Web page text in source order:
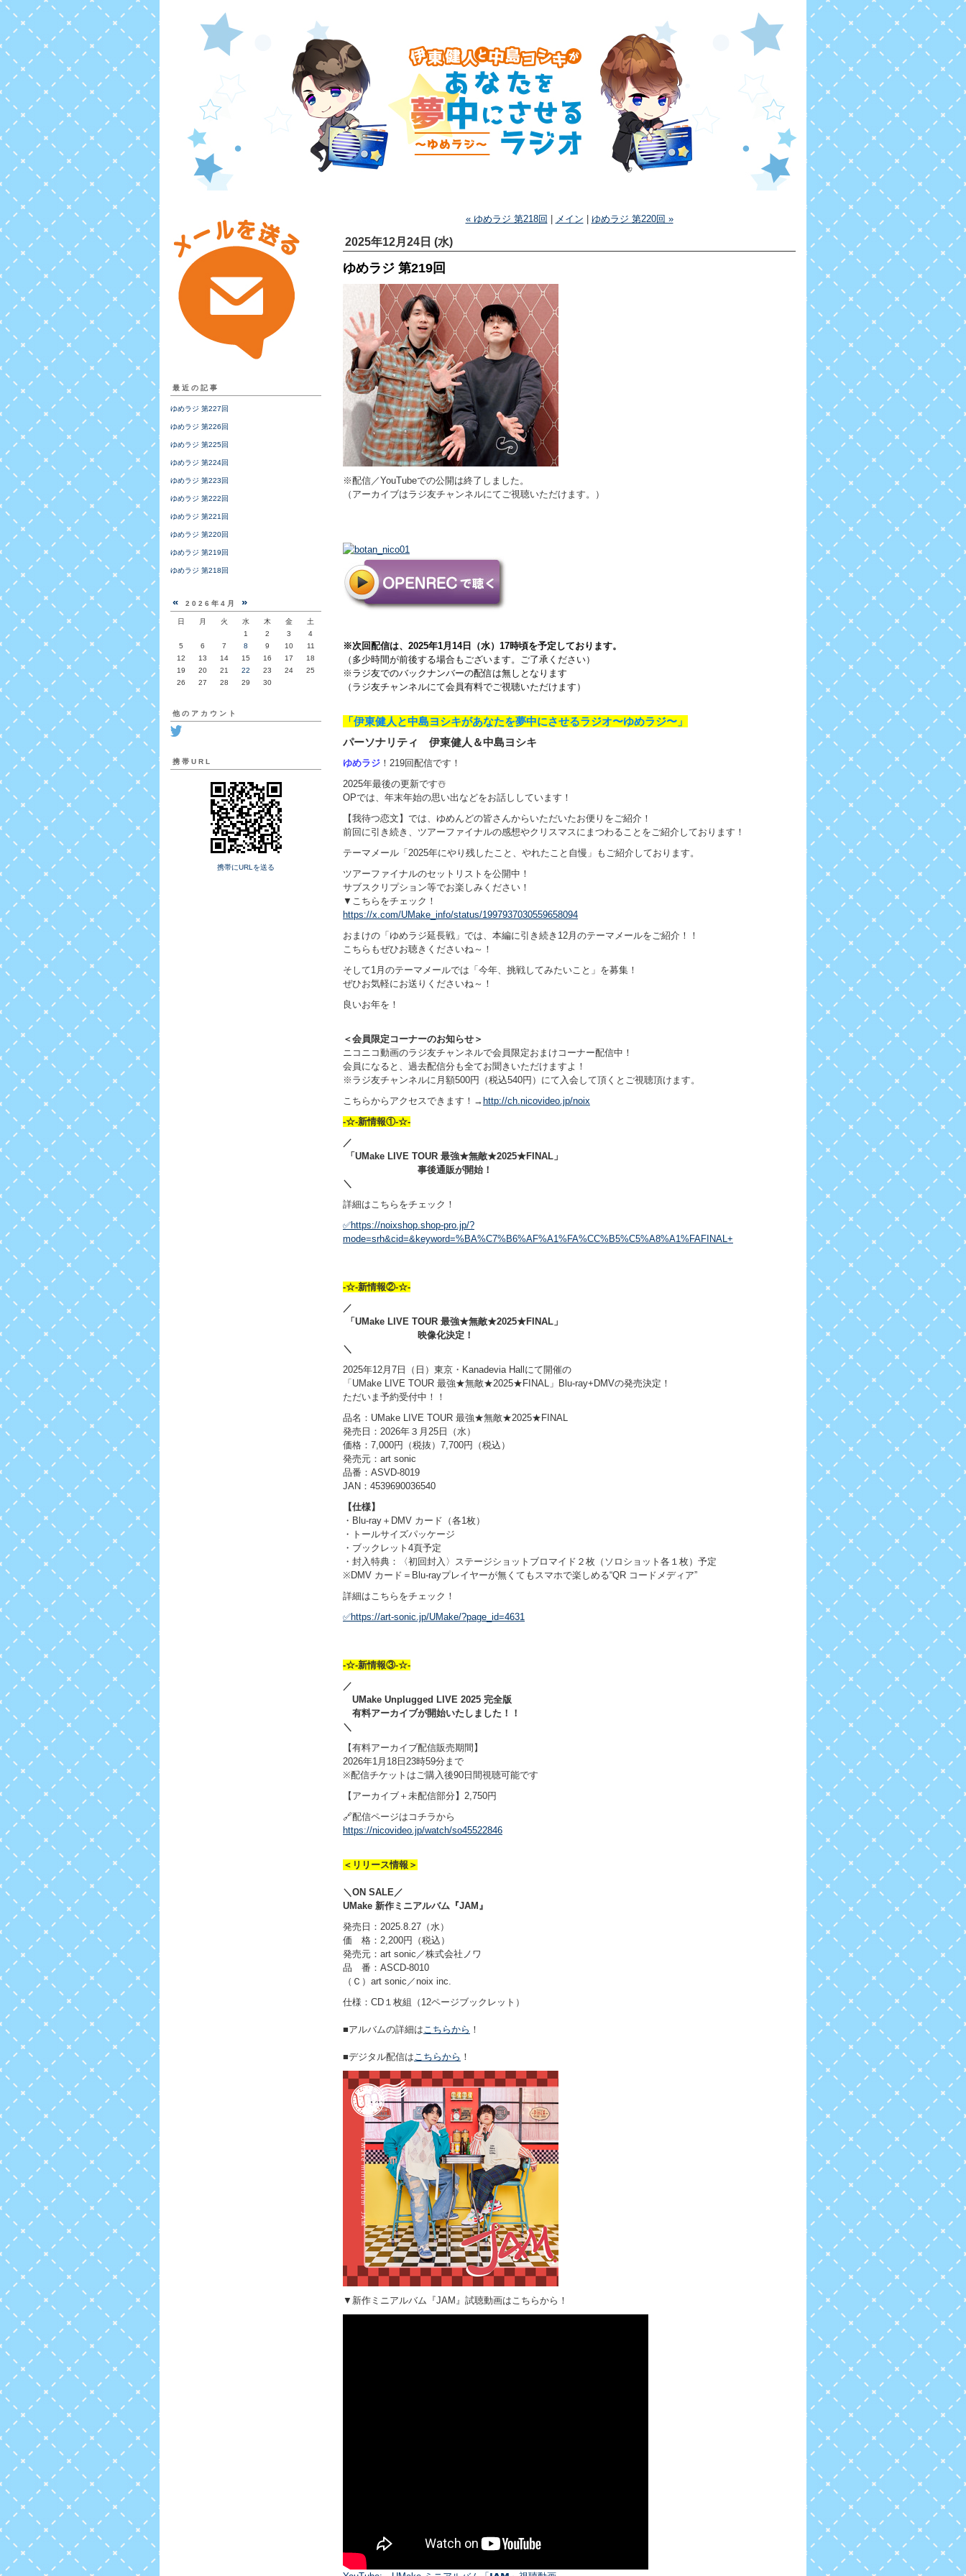
最近の記事
ゆめラジ 第227回
ゆめラジ 第226回
ゆめラジ 第225回
ゆめラジ 第224回
ゆめラジ 第223回
ゆめラジ 第222回
ゆめラジ 第221回
ゆめラジ 第220回
ゆめラジ 第219回
ゆめラジ 第218回
« 2026年4月 »
日 月 火 水 木 金
土
1
2 3
4
5
6 7 8 9 10
11
12
13 14 15 16 17
18
19
20 21 22 23 24
25
26
27 28 29 30
他のアカウント
携帯URL
携帯にURLを送る
« ゆめラジ 第218回 メイン ゆめラジ 第220回 »
2025年12月24日 (水)
ゆめラジ 第219回
※配信／YouTubeでの公開は終了しました。
（アーカイブはラジ友チャンネルにてご視聴いただけます。）
※次回配信は、2025年1月14日（水）17時頃を予定しております。
（多少時間が前後する場合もございます。ご了承ください）
※ラジ友でのバックナンバーの配信は無しとなります
（ラジ友チャンネルにて会員有料でご視聴いただけます）
「伊東健人と中島ヨシキがあなたを夢中にさせるラジオ〜ゆめラジ〜」
パーソナリティ 伊東健人＆中島ヨシキ
ゆめラジ ！219回配信です！
2025年最後の更新です☃️
OPでは、年末年始の思い出などをお話ししています！
【我待つ恋文】では、ゆめんどの皆さんからいただいたお便りをご紹介！
前回に引き続き、ツアーファイナルの感想やクリスマスにまつわることをご紹介しております！
テーマメール「2025年にやり残したこと、やれたこと自慢」もご紹介しております。
ツアーファイナルのセットリストを公開中！
サブスクリプション等でお楽しみください！
▼こちらをチェック！
https://x.com/UMake_info/status/1997937030559658094
おまけの「ゆめラジ延長戦」では、本編に引き続き12月のテーマメールをご紹介！！
こちらもぜひお聴きくださいね～！
そして1月のテーマメールでは「今年、挑戦してみたいこと」を募集！
ぜひお気軽にお送りくださいね～！
良いお年を！
＜会員限定コーナーのお知らせ＞
ニコニコ動画のラジ友チャンネルで会員限定おまけコーナー配信中！
会員になると、過去配信分も全てお聞きいただけますよ！
※ラジ友チャンネルに月額500円（税込540円）にて入会して頂くとご視聴頂けます。
こちらからアクセスできます！→ http://ch.nicovideo.jp/noix
-☆-新情報①-☆-
／
「UMake LIVE TOUR 最強★無敵★2025★FINAL」
事後通販が開始！
＼
詳細はこちらをチェック！
✅https://noixshop.shop-pro.jp/?
mode=srh&cid=&keyword=%BA%C7%B6%AF%A1%FA%CC%B5%C5%A8%A1%FAFINAL+
-☆-新情報②-☆-
／
「UMake LIVE TOUR 最強★無敵★2025★FINAL」
映像化決定！
＼
2025年12月7日（日）東京・Kanadevia Hallにて開催の
「UMake LIVE TOUR 最強★無敵★2025★FINAL」Blu-ray+DMVの発売決定！
ただいま予約受付中！！
品名：UMake LIVE TOUR 最強★無敵★2025★FINAL
発売日：2026年３月25日（水）
価格：7,000円（税抜）7,700円（税込）
発売元：art sonic
品番：ASVD-8019
JAN：4539690036540
【仕様】
・Blu-ray＋DMV カード（各1枚）
・トールサイズパッケージ
・ブックレット4頁予定
・封入特典：〈初回封入〉ステージショットブロマイド２枚（ソロショット各１枚）予定
※DMV カード＝Blu-rayプレイヤーが無くてもスマホで楽しめる“QR コードメディア”
詳細はこちらをチェック！
✅https://art-sonic.jp/UMake/?page_id=4631
-☆-新情報③-☆-
／
UMake Unplugged LIVE 2025 完全版
有料アーカイブが開始いたしました！！
＼
【有料アーカイブ配信販売期間】
2026年1月18日23時59分まで
※配信チケットはご購入後90日間視聴可能です
【アーカイブ＋未配信部分】2,750円
🔗配信ページはコチラから
https://nicovideo.jp/watch/so45522846
＜リリース情報＞
＼ON SALE／
UMake 新作ミニアルバム『JAM』
発売日：2025.8.27（水）
価 格：2,200円（税込）
発売元：art sonic／株式会社ノワ
品 番：ASCD-8010
（Ｃ）art sonic／noix inc.
仕様：CD１枚組（12ページブックレット）
■アルバムの詳細はこちらから ！
■デジタル配信はこちらから ！
▼新作ミニアルバム『JAM』試聴動画はこちらから！